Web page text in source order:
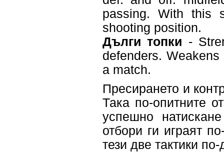
passing. With this
shooting position.
Дълги топки -
defenders.
a match.
Пресирането и
Така по-опитните
успешно
отбори ги играят
тези две тактики